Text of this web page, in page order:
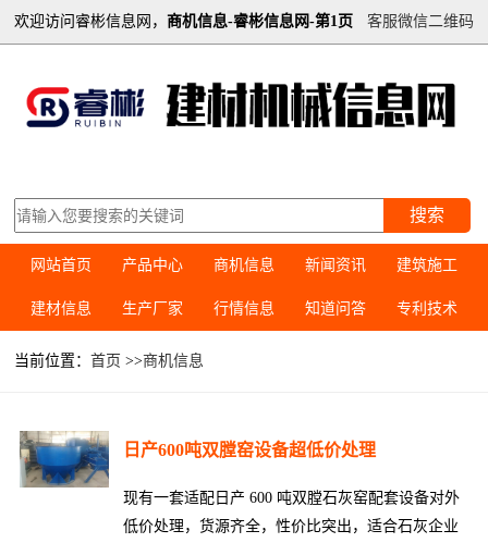
客服微信二维码
欢迎访问睿彬信息网，商机信息-睿彬信息网-第1页
搜索
网站首页 产品中心 商机信息 新闻资讯 建筑施工
建材信息 生产厂家 行情信息 知道问答 专利技术
当前位置：首页 >>商机信息
日产600吨双膛窑设备超低价处理
现有一套适配日产 600 吨双膛石灰窑配套设备对外
低价处理，货源齐全，性价比突出，适合石灰企业